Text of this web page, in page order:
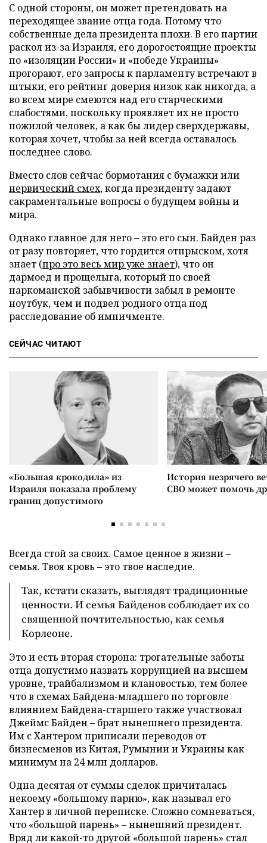
С одной стороны, он может претендовать на
переходящее звание отца года. Потому что
собственные дела президента плохи. В его партии
раскол из-за Израиля, его дорогостоящие проекты
по «изоляции России» и «победе Украины»
прогорают, его запросы к парламенту встречают в
штыки, его рейтинг доверия низок как никогда, а
во всем мире смеются над его старческими
слабостями, поскольку проявляет их не просто
пожилой человек, а как бы лидер сверхдержавы,
которая хочет, чтобы за ней всегда оставалось
последнее слово.
Вместо слов сейчас бормотания с бумажки или
нервический смех, когда президенту задают
сакраментальные вопросы о будущем войны и
мира.
Однако главное для него – это его сын. Байден раз
от разу повторяет, что гордится отпрыском, хотя
знает (про это весь мир уже знает), что он
дармоед и прощелыга, который по своей
наркоманской забывчивости забыл в ремонте
ноутбук, чем и подвел родного отца под
расследование об импичменте.
СЕЙЧАС ЧИТАЮТ
«Большая крокодила» из
Израиля показала проблему
границ допустимого
История незрячего
СВО может помочь
Всегда стой за своих. Самое ценное в жизни –
семья. Твоя кровь – это твое наследие.
Так, кстати сказать, выглядят традиционные
ценности. И семья Байденов соблюдает их со
священной почтительностью, как семья
Корлеоне.
Это и есть вторая сторона: трогательные заботы
отца допустимо назвать коррупцией на высшем
уровне, трайбализмом и клановостью, тем более
что в схемах Байдена-младшего по торговле
влиянием Байдена-старшего также участвовал
Джеймс Байден – брат нынешнего президента.
Им с Хантером приписали переводов от
бизнесменов из Китая, Румынии и Украины как
минимум на 24 млн долларов.
Одна десятая от суммы сделок причиталась
некоему «большому парню», как называл его
Хантер в личной переписке. Сложно сомневаться,
что «большой парень» – нынешний президент.
Вряд ли какой-то другой «большой парень» стал